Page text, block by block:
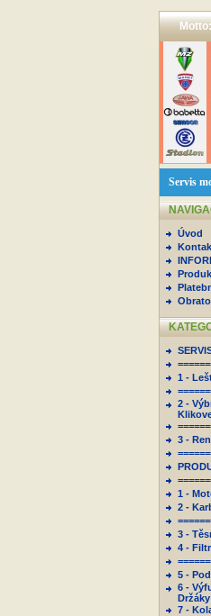
Servis
Úvod
1 -
2 -
3 -
1 -
2 -
3 -
4 -
5 -
6 -
7 -